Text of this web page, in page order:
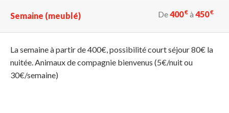
Semaine (meublé) De400€ à 450€
La semaine à partir de 400€, possibilité court séjour 80€ la
nuitée. Animaux de compagnie bienvenus (5€/nuit ou
30€/semaine)